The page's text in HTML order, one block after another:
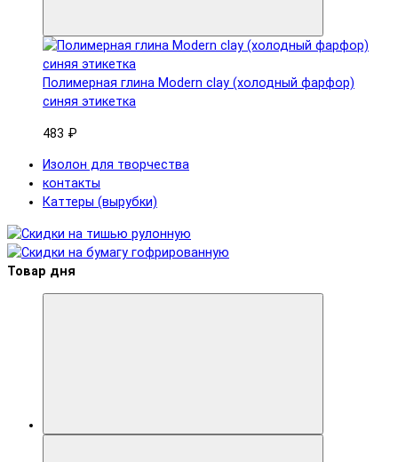
Полимерная глина Modern clay (холодный фарфор)
синяя этикетка
483 ₽
Изолон для творчества
контакты
Каттеры (вырубки)
Товар дня